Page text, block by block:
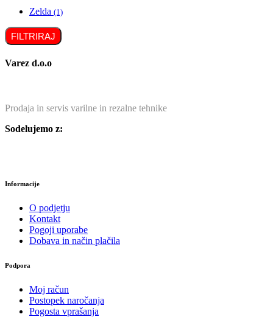
Zelda (1)
FILTRIRAJ
Varez d.o.o
Prodaja in servis varilne in rezalne tehnike
Sodelujemo z:
Informacije
O podjetju
Kontakt
Pogoji uporabe
Dobava in način plačila
Podpora
Moj račun
Postopek naročanja
Pogosta vprašanja